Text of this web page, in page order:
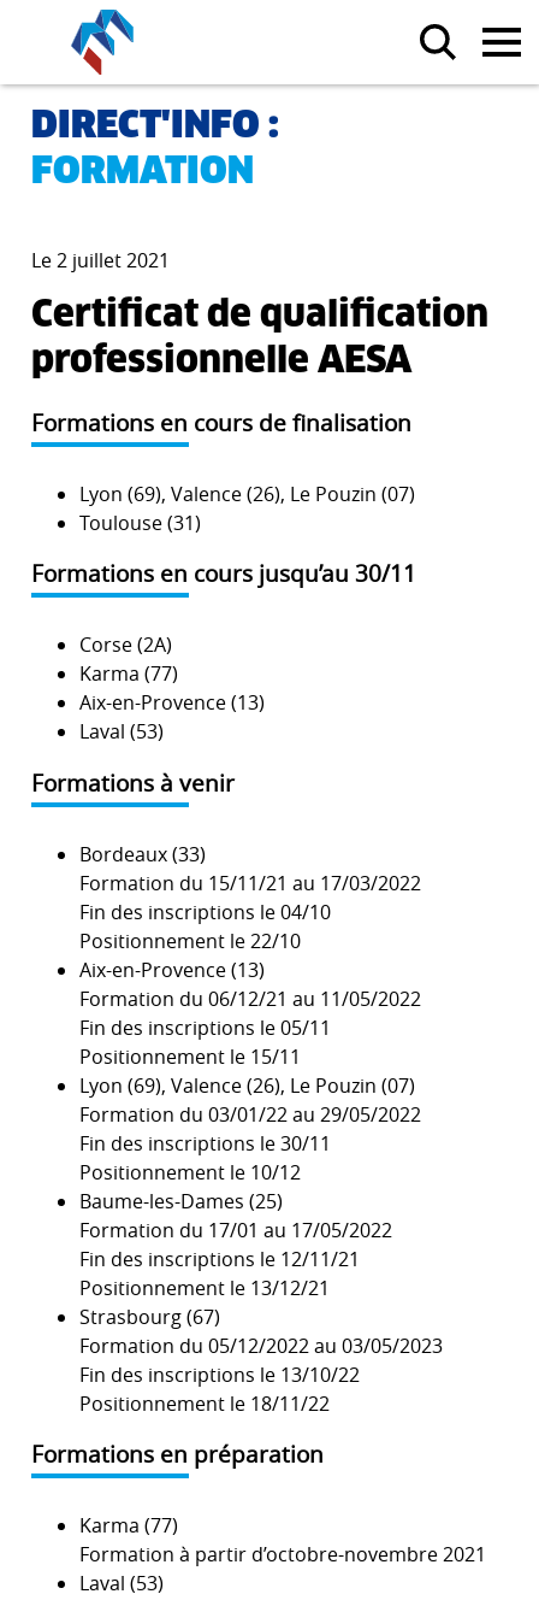
DIRECT'INFO :
FORMATION
Le 2 juillet 2021
Certificat de qualification
professionnelle AESA
Formations en cours de finalisation
Lyon (69), Valence (26), Le Pouzin (07)
Toulouse (31)
Formations en cours jusqu’au 30/11
Corse (2A)
Karma (77)
Aix-en-Provence (13)
Laval (53)
Formations à venir
Bordeaux (33)
Formation du 15/11/21 au 17/03/2022
Fin des inscriptions le 04/10
Positionnement le 22/10
Aix-en-Provence (13)
Formation du 06/12/21 au 11/05/2022
Fin des inscriptions le 05/11
Positionnement le 15/11
Lyon (69), Valence (26), Le Pouzin (07)
Formation du 03/01/22 au 29/05/2022
Fin des inscriptions le 30/11
Positionnement le 10/12
Baume-les-Dames (25)
Formation du 17/01 au 17/05/2022
Fin des inscriptions le 12/11/21
Positionnement le 13/12/21
Strasbourg (67)
Formation du 05/12/2022 au 03/05/2023
Fin des inscriptions le 13/10/22
Positionnement le 18/11/22
Formations en préparation
Karma (77)
Formation à partir d’octobre-novembre 2021
Laval (53)